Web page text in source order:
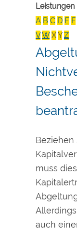
Leistungen
A B C D E F
VW XY Z
Beziehen
muss
auch